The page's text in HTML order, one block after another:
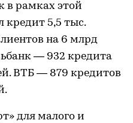
в рамках этой
5,5 тыс.
на 6 млрд
— 932 кредита
ВТБ — 879 кредитов
для малого и